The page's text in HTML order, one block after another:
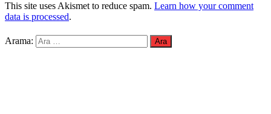
This site uses Akismet to reduce spam. Learn how your comment
data is processed.
Arama: